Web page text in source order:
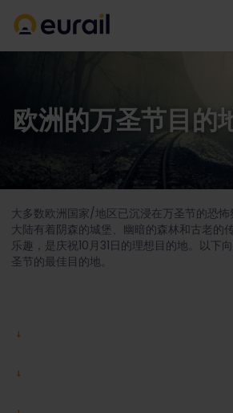
欧洲的万圣节目的
大多数欧洲国家/地区已沉浸在万圣节的恐怖
大陆有着阴森的城堡、幽暗的森林和古老的
乐趣，是庆祝10月31日的理想目的地。以下
圣节的最佳目的地。